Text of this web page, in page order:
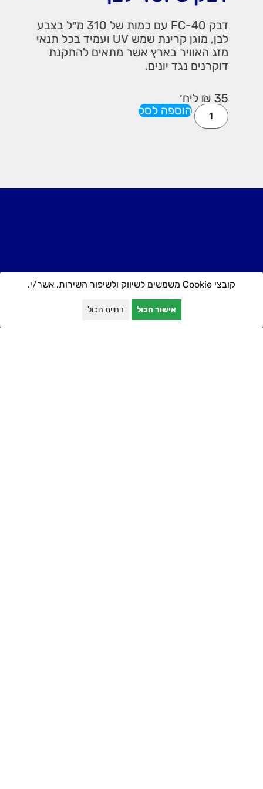
דבק FC-40 עם כמות של 310 מ״ל בצבע
לבן, מוגן קרינת שמש UV ועמיד בכל תנאי
מזג האוויר בארץ אשר מתאים להתקנת
דוקרנים נגד יונים.
35
₪ליח׳
הוספה לסל
קובצי Cookie משמשים לשיווק ולשיפור השירות. אשר/י.
אישור הכול דחיית הכול